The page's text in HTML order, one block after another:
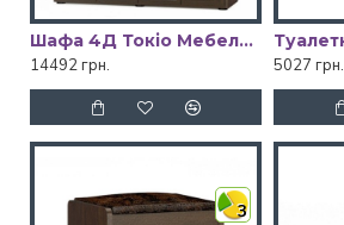
Шафа 4Д Токіо Мебель Сервіс
14492 грн.
5027 грн.
3